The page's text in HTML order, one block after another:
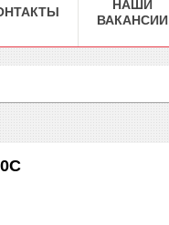
НАШИ
ВАКАНСИИ